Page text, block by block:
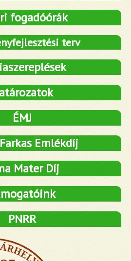
fogadóórák
terv
ÉMJ
Emlékdíj
Mater Díj
PNRR